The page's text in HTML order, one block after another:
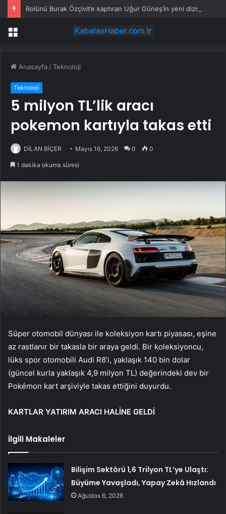
Menü
Anasayfa /Teknoloji
Teknoloji
5 milyon TL’lik aracı
pokemon kartıyla takas etti
DİLAN BİÇER Mayıs 16, 2026 0 0
1 dakika okuma süresi
Süper otomobil dünyası ile koleksiyon kartı piyasası, eşine
az rastlanır bir takasla bir araya geldi. Bir koleksiyoncu,
lüks spor otomobili Audi R8’i, yaklaşık 140 bin dolar
(güncel kurla yaklaşık 4,9 milyon TL) değerindeki dev bir
Pokémon kart arşiviyle takas ettiğini duyurdu.
KARTLAR YATIRIM ARACI HALİNE GELDİ
İlgili Makaleler
Bilişim Sektörü 1,6 Trilyon TL’ye Ulaştı:
Büyüme Yavaşladı, Yapay Zekâ Hızlandı
Ağustos 6, 2026